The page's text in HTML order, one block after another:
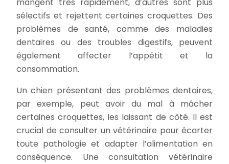
sélectifs et rejettent certaines croquettes. Des
problèmes de santé, comme des maladies
dentaires ou des troubles digestifs, peuvent
également affecter l’appétit et la
consommation.
Un chien présentant des problèmes dentaires,
par exemple, peut avoir du mal à mâcher
certaines croquettes, les laissant de côté. Il est
crucial de consulter un vétérinaire pour écarter
toute pathologie et adapter l’alimentation en
conséquence. Une consultation vétérinaire